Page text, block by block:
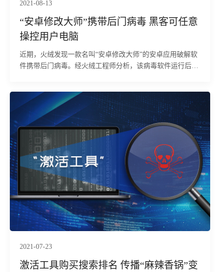
2021-08-13
“安卓修改大师”携带后门病毒 黑客可任意
操控用户电脑
近期，火绒发现一款名叫“安卓修改大师”的安卓应用破解软
件携带后门病毒。经火绒工程师分析，该病毒软件运行后会
2021-07-23
激活工具购买搜索排名 传播“麻辣香锅”变